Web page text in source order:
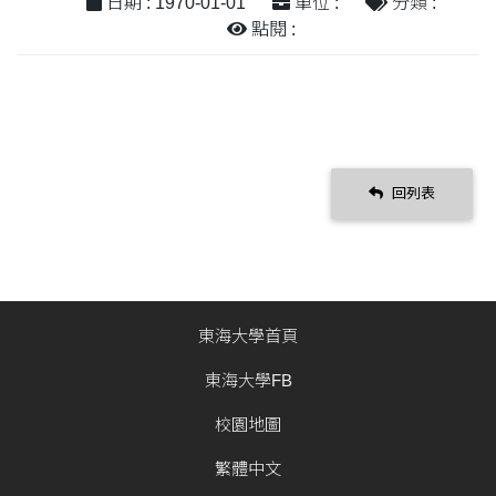
點閱 :
回列表
東海大學首頁
東海大學FB
校園地圖
繁體中文